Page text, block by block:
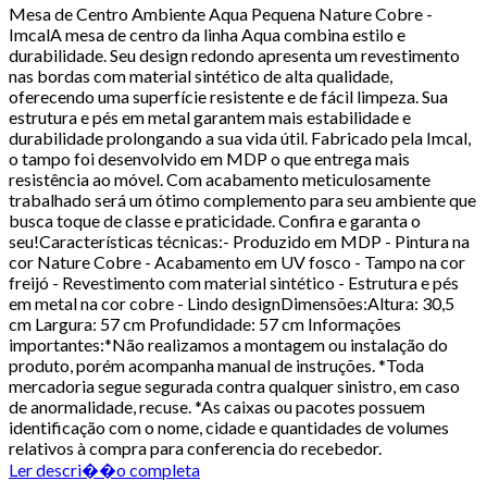
Mesa de Centro Ambiente Aqua Pequena Nature Cobre -
ImcalA mesa de centro da linha Aqua combina estilo e
durabilidade. Seu design redondo apresenta um revestimento
nas bordas com material sintético de alta qualidade,
oferecendo uma superfície resistente e de fácil limpeza. Sua
estrutura e pés em metal garantem mais estabilidade e
durabilidade prolongando a sua vida útil. Fabricado pela Imcal,
o tampo foi desenvolvido em MDP o que entrega mais
resistência ao móvel. Com acabamento meticulosamente
trabalhado será um ótimo complemento para seu ambiente que
busca toque de classe e praticidade. Confira e garanta o
seu!Características técnicas:- Produzido em MDP - Pintura na
cor Nature Cobre - Acabamento em UV fosco - Tampo na cor
freijó - Revestimento com material sintético - Estrutura e pés
em metal na cor cobre - Lindo designDimensões:Altura: 30,5
cm Largura: 57 cm Profundidade: 57 cm Informações
importantes:*Não realizamos a montagem ou instalação do
produto, porém acompanha manual de instruções. *Toda
mercadoria segue segurada contra qualquer sinistro, em caso
de anormalidade, recuse. *As caixas ou pacotes possuem
identificação com o nome, cidade e quantidades de volumes
relativos à compra para conferencia do recebedor.
Ler descri��o completa